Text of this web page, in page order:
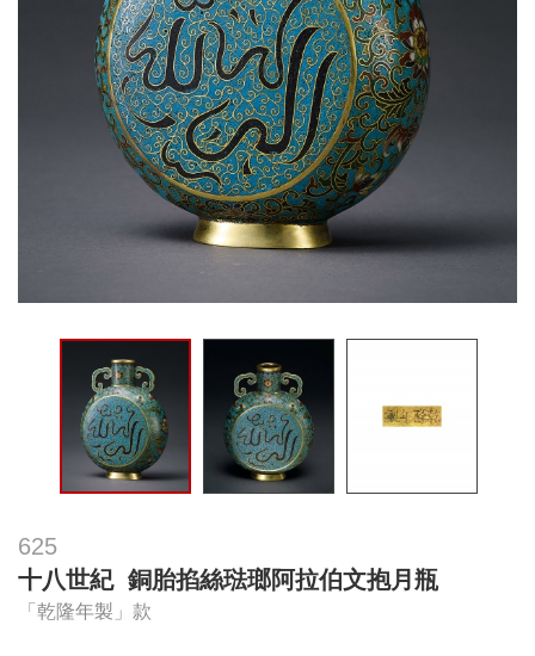
625
十八世紀 銅胎掐絲琺瑯阿拉伯文抱月瓶
「乾隆年製」款